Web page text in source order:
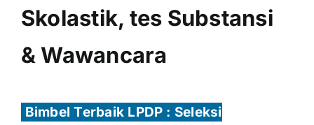
Skolastik, tes Substansi
& Wawancara
Bimbel Terbaik LPDP : Seleksi